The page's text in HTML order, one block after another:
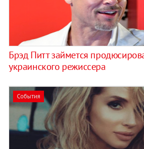
Брэд Питт займется
украинского режиссера
События